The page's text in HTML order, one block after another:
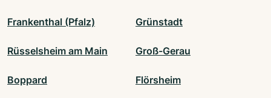
Frankenthal (Pfalz) Grünstadt
Rüsselsheim am Main Groß-Gerau
Boppard Flörsheim